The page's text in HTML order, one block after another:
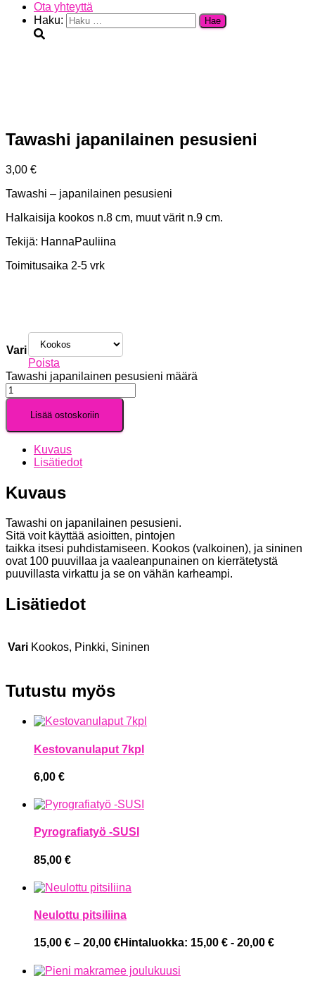
Ota yhteyttä
Haku:
Tawashi japanilainen pesusieni
3,00 €
Tawashi – japanilainen pesusieni
Halkaisija kookos n.8 cm, muut värit n.9 cm.
Tekijä: HannaPauliina
Toimitusaika 2-5 vrk
Vari
Poista
Tawashi japanilainen pesusieni määrä
Lisää ostoskoriin
Kuvaus
Lisätiedot
Kuvaus
Tawashi on japanilainen pesusieni.
Sitä voit käyttää asioitten, pintojen
taikka itsesi puhdistamiseen. Kookos (valkoinen), ja sininen
ovat 100 puuvillaa ja vaaleanpunainen on kierrätetystä
puuvillasta virkattu ja se on vähän karheampi.
Lisätiedot
Vari Kookos, Pinkki, Sininen
Tutustu myös
Kestovanulaput 7kpl
6,00 €
Pyrografiatyö -SUSI
85,00 €
Neulottu pitsiliina
15,00 € – 20,00 €Hintaluokka: 15,00 € - 20,00 €